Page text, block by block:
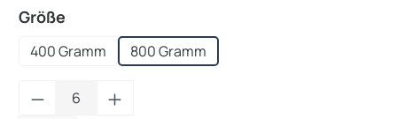
Größe
400 Gramm 800 Gramm
Produkt Anzahl: Gib den gewünschten